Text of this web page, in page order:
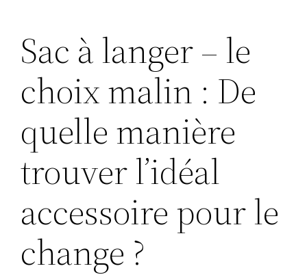
Sac à langer – le
choix malin : De
quelle manière
trouver l’idéal
accessoire pour le
change ?